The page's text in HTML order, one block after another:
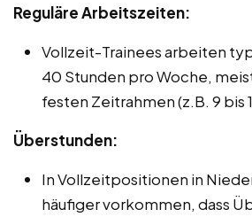
Reguläre Arbeitszeiten:
Vollzeit-Trainees arbeiten
40 Stunden pro Woche,
festen Zeitrahmen (z.B. 9 bis
Überstunden:
In Vollzeitpositionen in
häufiger vorkommen, dass